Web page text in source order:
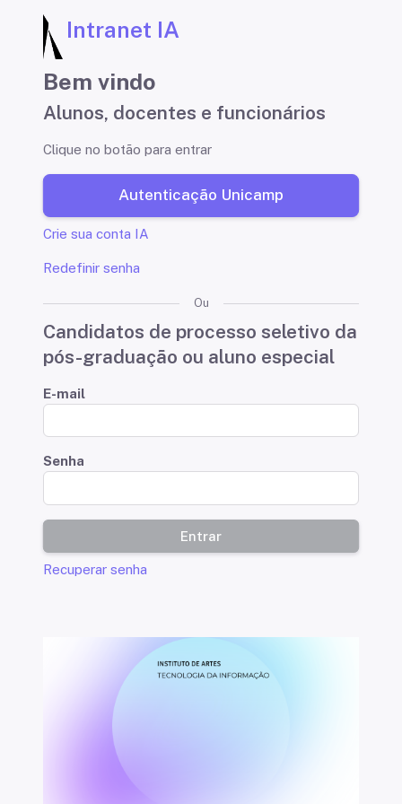
Intranet IA
Bem vindo
Alunos, docentes e funcionários
Clique no botão para entrar
Autenticação Unicamp
Crie sua conta IA
Redefinir senha
Ou
Candidatos de processo seletivo da
pós-graduação ou aluno especial
E-mail
Senha
Entrar
Recuperar senha